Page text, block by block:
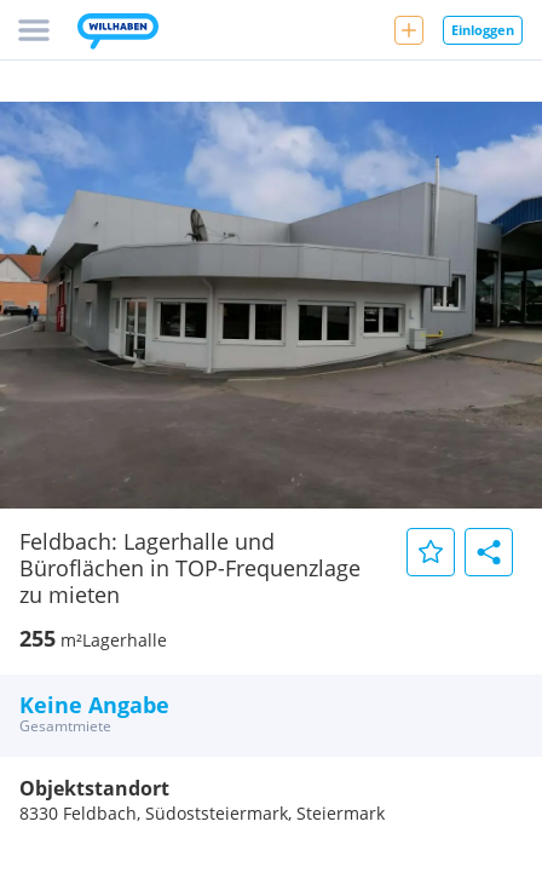
Einloggen
Feldbach: Lagerhalle und
Büroflächen in TOP-Frequenzlage
zu mieten
255 m²Lagerhalle
Keine Angabe
Gesamtmiete
Objektstandort
8330 Feldbach, Südoststeiermark, Steiermark